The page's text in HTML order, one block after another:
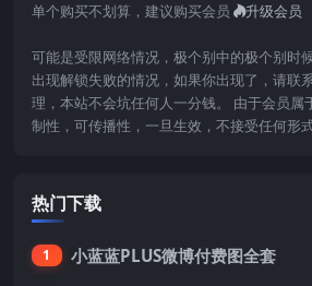
单个购买不划算，建议购买会员 升级会员
可能是受限网络情况，极个别中的极个别时
出现解锁失败的情况，如果你出现了，请联
理，本站不会坑任何人一分钱。 由于会员属
制性，可传播性，一旦生效，不接受任何形式
热门下载
1 小蓝蓝PLUS微博付费图全套